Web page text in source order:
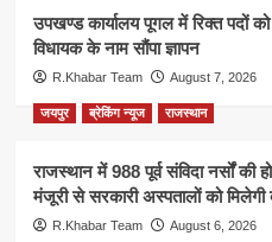
उपखण्ड कार्यालय पूगल में रिक्त पदों
विधायक के नाम सौंपा ज्ञापन
R.Khabar Team August 7, 2026
जयपुर ब्रेकिंग न्यूज राजस्थान
राजस्थान में 988 पूर्व संविदा नर्सों की
मंजूरी से सरकारी अस्पतालों को मिलेगी
R.Khabar Team August 6, 2026